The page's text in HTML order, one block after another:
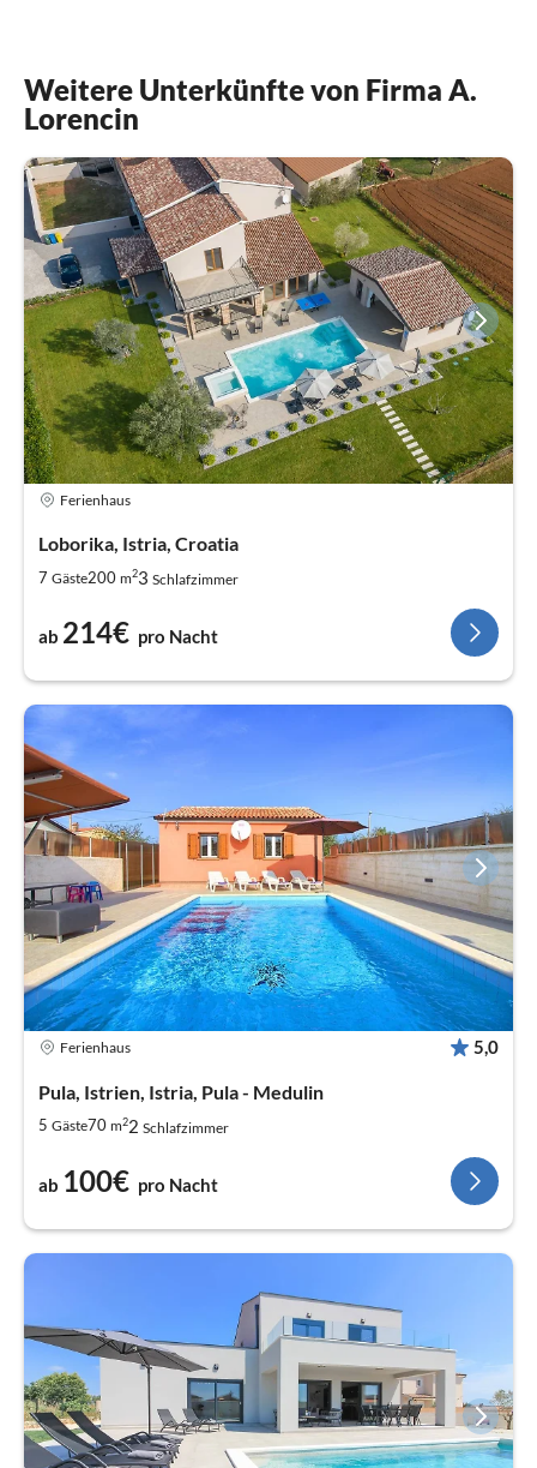
Weitere Unterkünfte von Firma A.
Lorencin
Ferienhaus
Loborika, Istria, Croatia
7 Gäste200 m23 Schlafzimmer
ab 214€ pro Nacht
Ferienhaus 5,0
Pula, Istrien, Istria, Pula - Medulin
5 Gäste70 m22 Schlafzimmer
ab 100€ pro Nacht